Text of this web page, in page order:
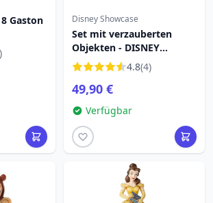
Gaston
Disney Showcase
Set mit verzauberten
Objekten - DISNEY
SHOWCASE 4.8(4)
49,90 €
Verfügbar